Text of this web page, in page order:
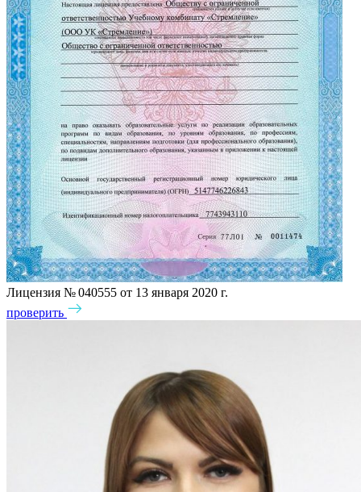
Лицензия № 040555 от 13 января 2020 г.
проверить